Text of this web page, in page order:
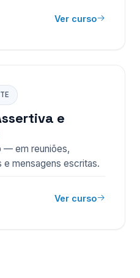
Ver curso
e
— em reuniões,
mensagens escritas.
Ver curso